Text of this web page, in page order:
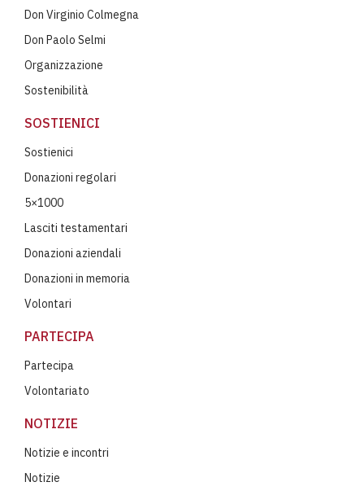
Don Virginio Colmegna
Don Paolo Selmi
Organizzazione
Sostenibilità
SOSTIENICI
Sostienici
Donazioni regolari
5×1000
Lasciti testamentari
Donazioni aziendali
Donazioni in memoria
Volontari
PARTECIPA
Partecipa
Volontariato
NOTIZIE
Notizie e incontri
Notizie